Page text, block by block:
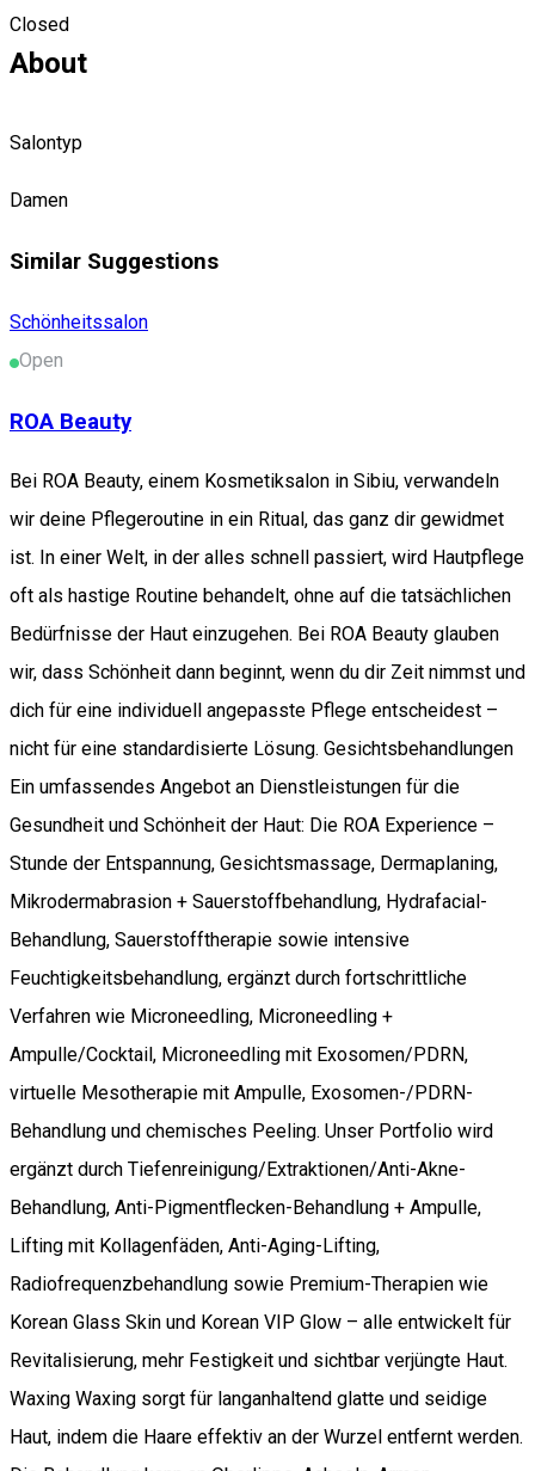
Closed
About
Salontyp
Damen
Similar Suggestions
Schönheitssalon
Open
ROA Beauty
Bei ROA Beauty, einem Kosmetiksalon in Sibiu, verwandeln
wir deine Pflegeroutine in ein Ritual, das ganz dir gewidmet
ist. In einer Welt, in der alles schnell passiert, wird Hautpflege
oft als hastige Routine behandelt, ohne auf die tatsächlichen
Bedürfnisse der Haut einzugehen. Bei ROA Beauty glauben
wir, dass Schönheit dann beginnt, wenn du dir Zeit nimmst und
dich für eine individuell angepasste Pflege entscheidest –
nicht für eine standardisierte Lösung. Gesichtsbehandlungen
Ein umfassendes Angebot an Dienstleistungen für die
Gesundheit und Schönheit der Haut: Die ROA Experience –
Stunde der Entspannung, Gesichtsmassage, Dermaplaning,
Mikrodermabrasion + Sauerstoffbehandlung, Hydrafacial-
Behandlung, Sauerstofftherapie sowie intensive
Feuchtigkeitsbehandlung, ergänzt durch fortschrittliche
Verfahren wie Microneedling, Microneedling +
Ampulle/Cocktail, Microneedling mit Exosomen/PDRN,
virtuelle Mesotherapie mit Ampulle, Exosomen-/PDRN-
Behandlung und chemisches Peeling. Unser Portfolio wird
ergänzt durch Tiefenreinigung/Extraktionen/Anti-Akne-
Behandlung, Anti-Pigmentflecken-Behandlung + Ampulle,
Lifting mit Kollagenfäden, Anti-Aging-Lifting,
Radiofrequenzbehandlung sowie Premium-Therapien wie
Korean Glass Skin und Korean VIP Glow – alle entwickelt für
Revitalisierung, mehr Festigkeit und sichtbar verjüngte Haut.
Waxing Waxing sorgt für langanhaltend glatte und seidige
Haut, indem die Haare effektiv an der Wurzel entfernt werden.